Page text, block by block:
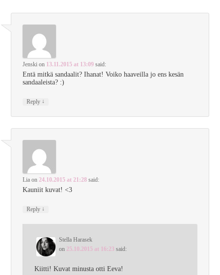
Jenski on 13.11.2015 at 13:09 said:
Entä mitkä sandaalit? Ihanat! Voiko haaveilla jo ens kesän
sandaaleista? :)
Reply ↓
Lia on24.10.2015 at 21:28 said:
Kauniit kuvat! <3
Reply ↓
Stella Harasek
on 25.10.2015 at 16:23 said:
Kiitti! Kuvat minusta otti Eeva!